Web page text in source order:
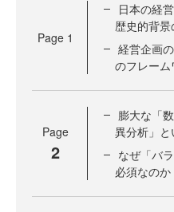
Page 1
日本の経
歴史的背
経営企画
のフレーム
Page
2
膨大な「
異分析」
なぜ「バ
必須なのか